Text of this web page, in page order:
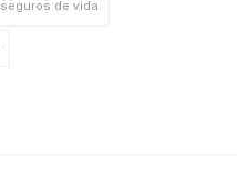
seguros de vida